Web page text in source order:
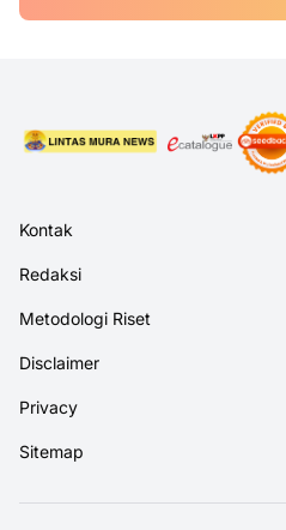
Kontak
Redaksi
Metodologi Riset
Disclaimer
Privacy
Sitemap